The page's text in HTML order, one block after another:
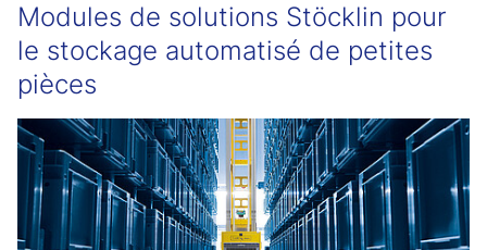
Modules de solutions Stöcklin pour
le stockage automatisé de petites
pièces